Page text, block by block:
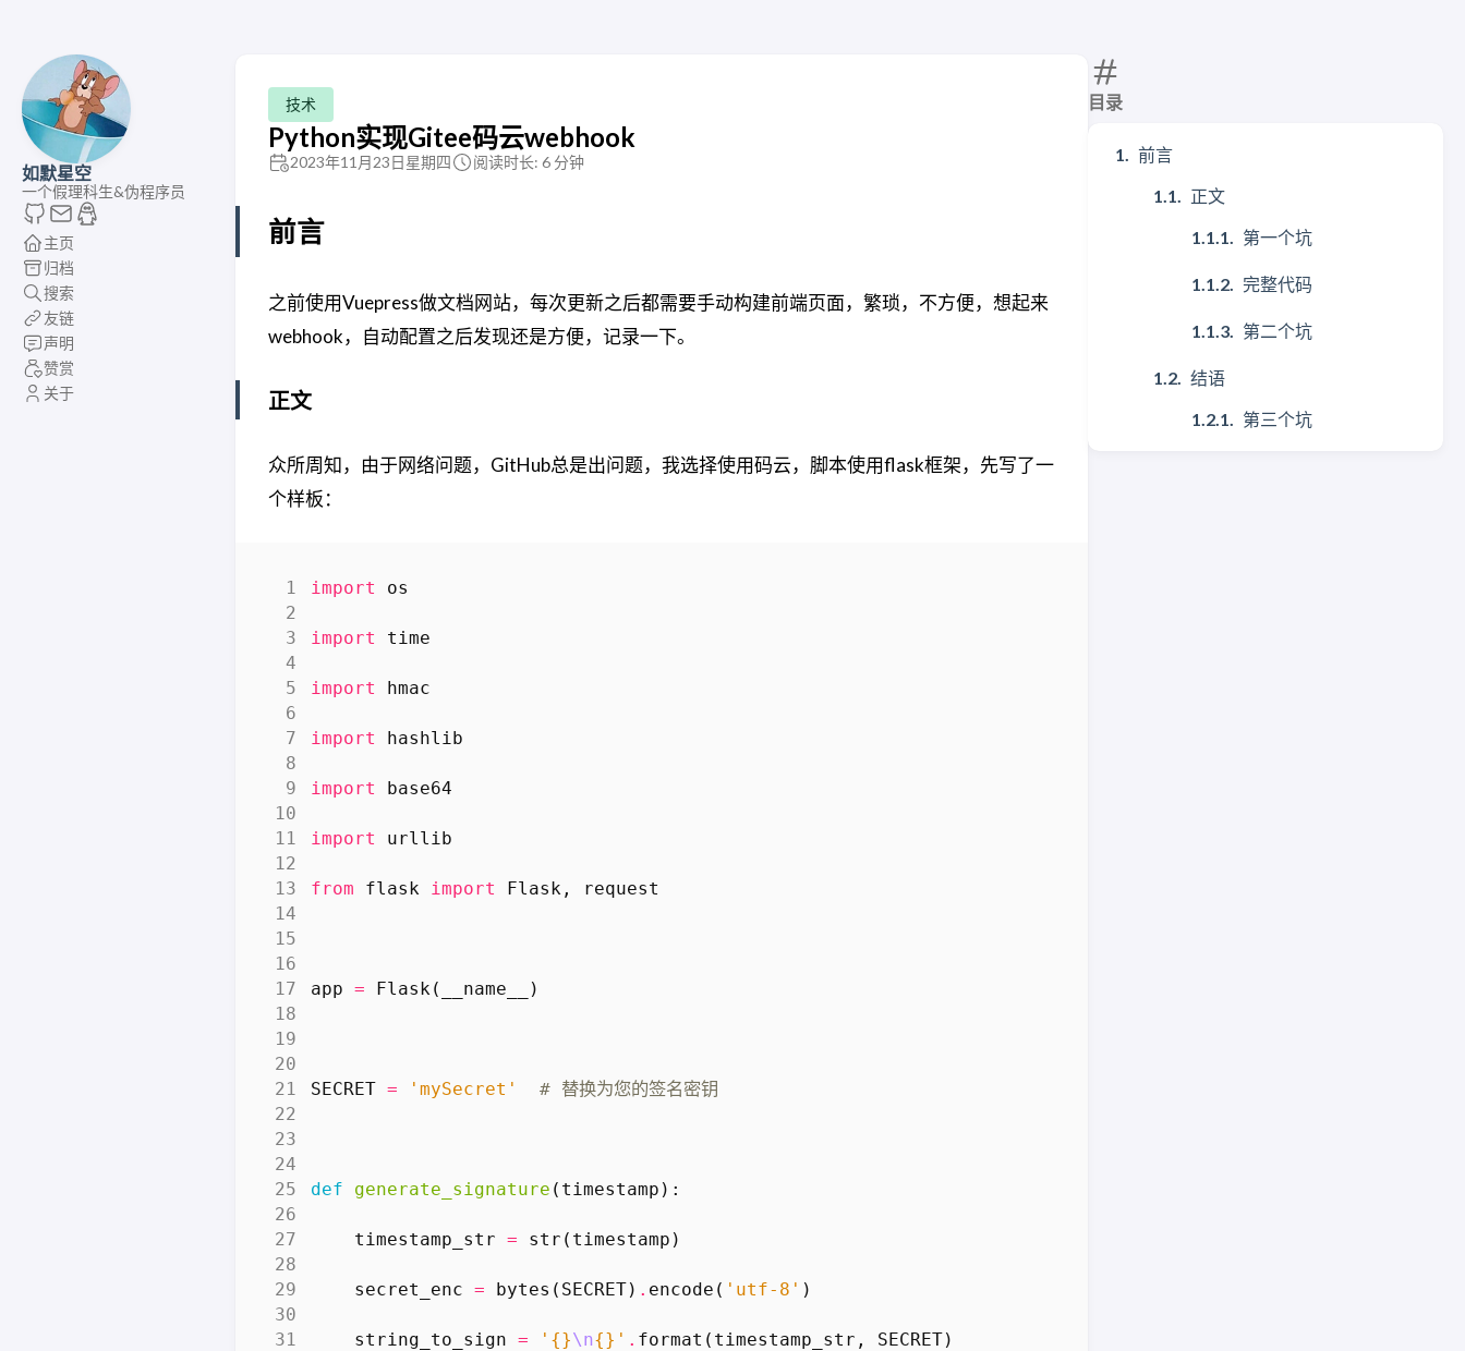
如默星空
一个假理科生&伪程序员
主页
归档
搜索
友链
声明
赞赏
关于
目录
前言
正文
第一个坑
完整代码
第二个坑
结语
第三个坑
技术
Python实现Gitee码云webhook
2023年11月23日星期四 阅读时长: 6 分钟
前言
之前使用Vuepress做文档网站，每次更新之后都需要手动构建前端页面，繁琐，不方便，想起来
webhook，自动配置之后发现还是方便，记录一下。
正文
众所周知，由于网络问题，GitHub总是出问题，我选择使用码云，脚本使用flask框架，先写了一
个样板：
import os
import time
import hmac
import hashlib
import base64
import urllib
from flask import Flask , request
app = Flask( __name__ )
SECRET = 'mySecret' # 替换为您的签名密钥
def generate_signature ( timestamp ):
timestamp_str = str ( timestamp )
secret_enc = bytes ( SECRET) . encode ( 'utf-8' )
string_to_sign = ' {}\n{} ' . format ( timestamp_str , SECRET)